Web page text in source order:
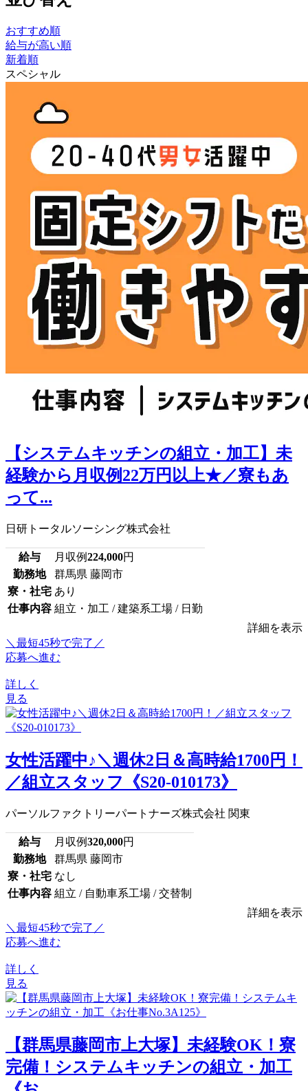
おすすめ順
給与が高い順
新着順
スペシャル
【システムキッチンの組立・加工】未
経験から月収例22万円以上★／寮もあ
って...
日研トータルソーシング株式会社
給与 月収例224,000円
勤務地
群馬県 藤岡市
寮・社宅 あり
仕事内容 組立・加工 / 建築系工場 / 日勤
詳細を表示
＼最短45秒で完了／
応募へ進む
詳しく
見る
女性活躍中♪＼週休2日＆高時給1700円！
／組立スタッフ《S20-010173》
パーソルファクトリーパートナーズ株式会社 関東
給与 月収例320,000円
勤務地
群馬県 藤岡市
寮・社宅 なし
仕事内容 組立 / 自動車系工場 / 交替制
詳細を表示
＼最短45秒で完了／
応募へ進む
詳しく
見る
【群馬県藤岡市上大塚】未経験OK！寮
完備！システムキッチンの組立・加工